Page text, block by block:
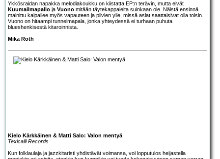
Ykkösraidan napakka melodiakoukku on kiistatta EP:n terävin, mutta eivät
Kuumailmapallo ja Vuono mitään täytekappaleita suinkaan ole. Näistä ensinnä
mainittu kaipailee myös vapauteen ja pilvien ylle, missä asiat saattaisivat olla toisin.
Vuono on hitaampi tunnelmapala, jonka yhteydessä ei turhaan puhuta
blueshenkisestä kitaroinnista.
Mika Roth
Kielo Kärkkäinen & Matti Salo: Valon mentyä
Texicalli Records
Kun folklaulaja ja jazzkitaristi yhdistävät voimansa, voi lopputulos heijastella